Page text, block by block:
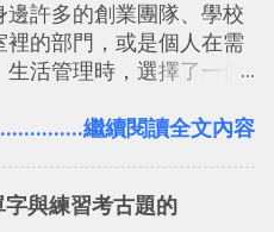
Blocks 」更是一個
視覺化功能，下面就來分
新功能的一些感想。
：
電腦玩物情
twitter.com/esorhjy
自的碎碎念外，你可以
Studio 」網站提供了讓技
、CSS、Javascript新
而其中一個最新的作品，
！ 這款「 DOOM on the
費上網通關！不過目前
邊許多的創業團隊、學校
裡的部門，或是個人在需
生活管理時，選擇了一個
管理工具，讓這麼多人都
文章： 把 Evernote 當
繼續閱讀全文內容
與練習考古題的